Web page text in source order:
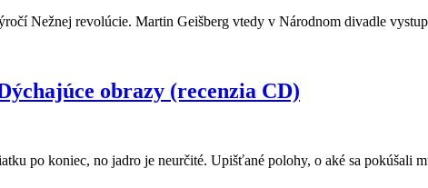
Nežnej revolúcie. Martin Geišberg vtedy v Národnom divadle
obrazy (recenzia CD)
po koniec, no jadro je neurčité. Upišťané polohy, o aké sa